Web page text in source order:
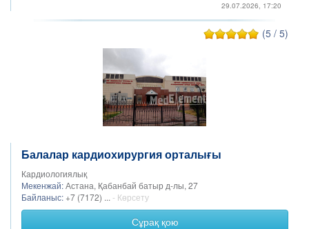
29.07.2026, 17:20
(5 / 5)
Балалар кардиохирургия орталығы
Кардиологиялық
Мекенжай:Астана, Қабанбай батыр д-лы, 27
Байланыс: +7 (7172) ... - Көрсету
Сұрақ қою